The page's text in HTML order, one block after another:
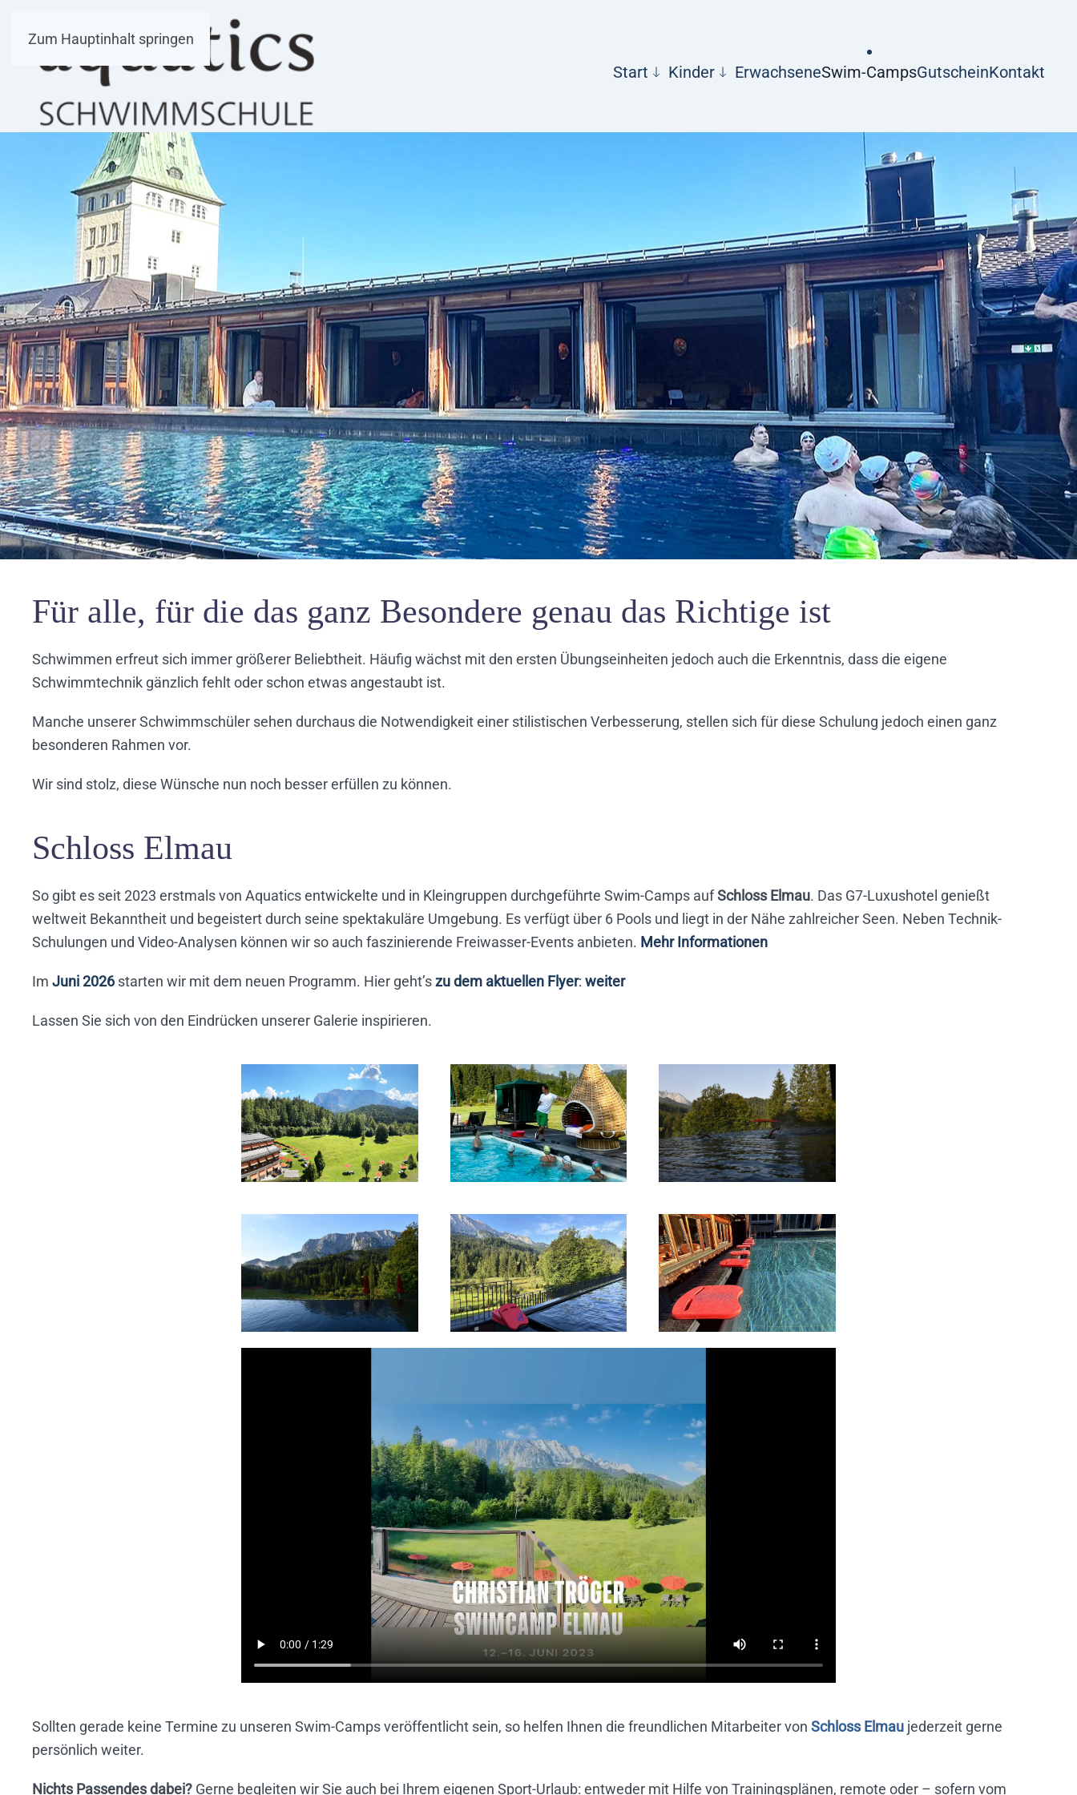
Zum Hauptinhalt springen
Start Kinder ErwachseneSwim-CampsGutscheinKontakt
Für alle, für die das ganz Besondere genau das Richtige ist
Schwimmen erfreut sich immer größerer Beliebtheit. Häufig wächst mit den ersten Übungseinheiten jedoch auch die Erkenntnis, dass die eigene
Schwimmtechnik gänzlich fehlt oder schon etwas angestaubt ist.
Manche unserer Schwimmschüler sehen durchaus die Notwendigkeit einer stilistischen Verbesserung, stellen sich für diese Schulung jedoch einen ganz
besonderen Rahmen vor.
Wir sind stolz, diese Wünsche nun noch besser erfüllen zu können.
Schloss Elmau
So gibt es seit 2023 erstmals von Aquatics entwickelte und in Kleingruppen durchgeführte Swim-Camps aufSchloss Elmau. Das G7-Luxushotel genießt
weltweit Bekanntheit und begeistert durch seine spektakuläre Umgebung. Es verfügt über 6 Pools und liegt in der Nähe zahlreicher Seen. Neben Technik-
Schulungen und Video-Analysen können wir so auch faszinierende Freiwasser-Events anbieten. Mehr Informationen
Im Juni 2026 starten wir mit dem neuen Programm. Hier geht’szu dem aktuellen Flyer: weiter
Lassen Sie sich von den Eindrücken unserer Galerie inspirieren.
vergrößern vergrößern vergrößern
vergrößern vergrößern vergrößern
Sollten gerade keine Termine zu unseren Swim-Camps veröffentlicht sein, so helfen Ihnen die freundlichen Mitarbeiter von Schloss Elmau jederzeit gerne
persönlich weiter.
Nichts Passendes dabei? Gerne begleiten wir Sie auch bei Ihrem eigenen Sport-Urlaub: entweder mit Hilfe von Trainingsplänen, remote oder – sofern vom